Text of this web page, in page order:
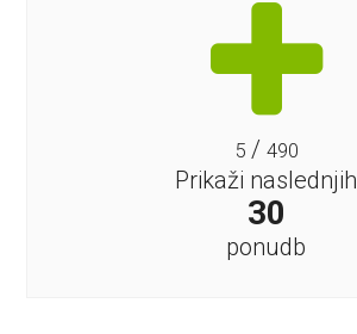
5/ 490
Prikaži naslednjih
30
ponudb